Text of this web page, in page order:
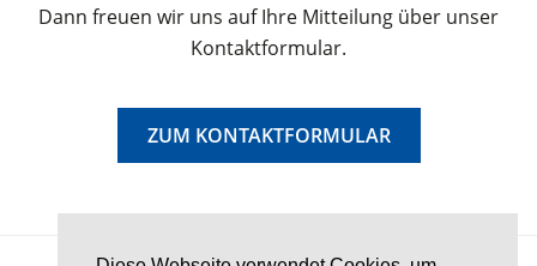
Dann freuen wir uns auf Ihre Mitteilung über unser
Kontaktformular.
ZUM KONTAKTFORMULAR